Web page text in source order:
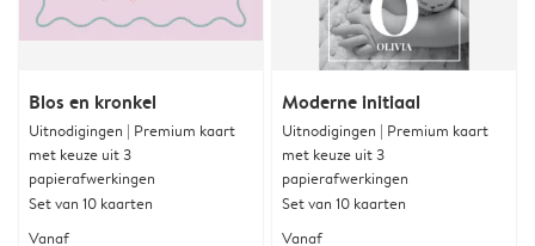
Blos en kronkel
Uitnodigingen | Premium kaart
met keuze uit 3
papierafwerkingen
Set van 10 kaarten
Vanaf
Moderne initiaal
Uitnodigingen | Premium kaart
met keuze uit 3
papierafwerkingen
Set van 10 kaarten
Vanaf